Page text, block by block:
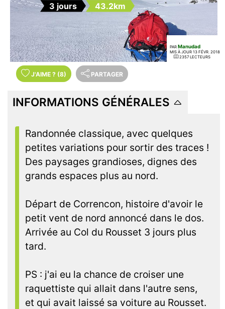
3 jours 43.2km
PAR Manudad
MIS À JOUR 13 FÉVR. 2018
2357 LECTEURS
J'AIME ? (8) PARTAGER
INFORMATIONS GÉNÉRALES
Randonnée classique, avec quelques
petites variations pour sortir des traces !
Des paysages grandioses, dignes des
grands espaces plus au nord.
Départ de Correncon, histoire d'avoir le
petit vent de nord annoncé dans le dos.
Arrivée au Col du Rousset 3 jours plus
tard.
PS : j'ai eu la chance de croiser une
raquettiste qui allait dans l'autre sens,
et qui avait laissé sa voiture au Rousset.